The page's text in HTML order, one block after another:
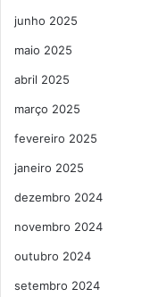
junho 2025
maio 2025
abril 2025
março 2025
fevereiro 2025
janeiro 2025
dezembro 2024
novembro 2024
outubro 2024
setembro 2024